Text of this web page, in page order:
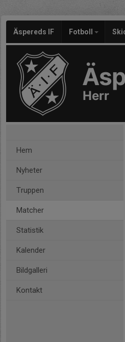
Äspereds IF Fotboll
Herr
Hem
Nyheter
Truppen
Matcher
Statistik
Kalender
Bildgalleri
Kontakt